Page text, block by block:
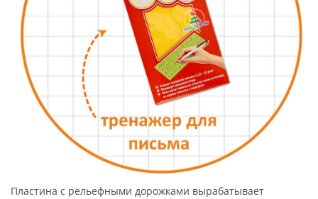
Пластина с рельефными дорожками вырабатывает